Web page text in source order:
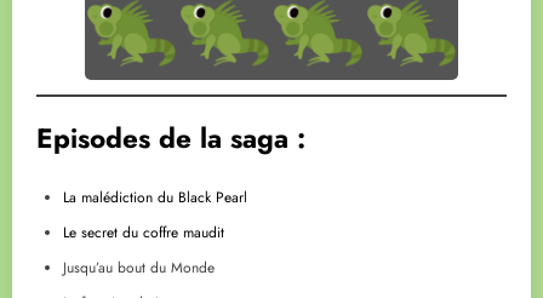
Episodes de la saga :
La malédiction du Black Pearl
Le secret du coffre maudit
Jusqu’au bout du Monde